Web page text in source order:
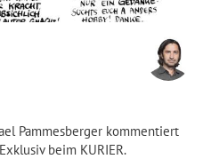
Pammesberger kommentiert
beim KURIER.